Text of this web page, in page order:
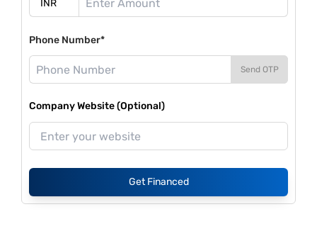
Phone Number*
Send OTP
Company Website (Optional)
Get Financed